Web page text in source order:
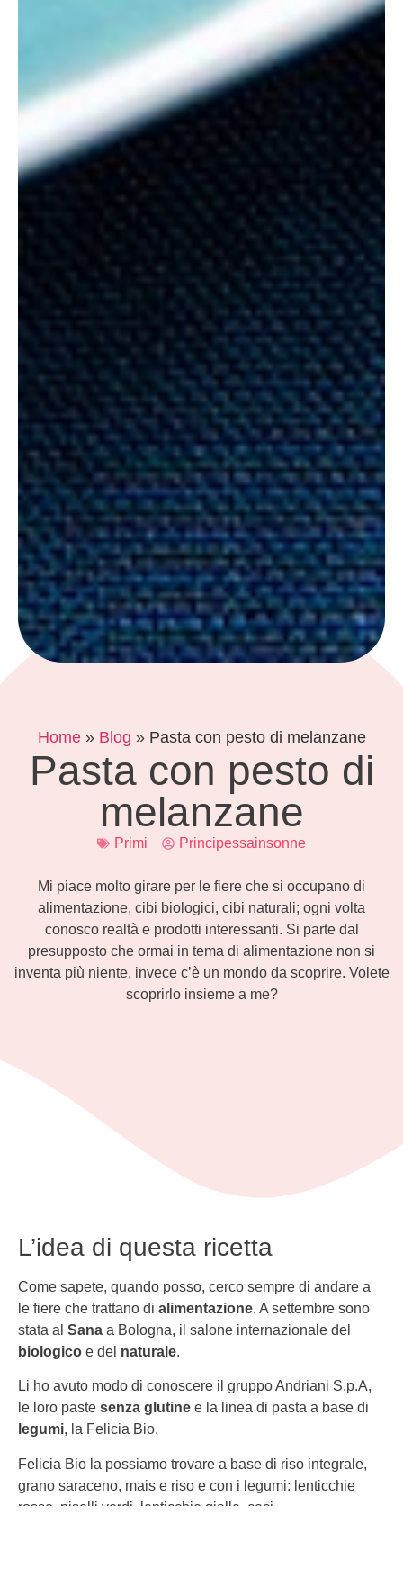
Home» Blog » Pasta con pesto di melanzane
Pasta con pesto di
melanzane
Primi Principessainsonne
Mi piace molto girare per le fiere che si occupano di
alimentazione, cibi biologici, cibi naturali; ogni volta
conosco realtà e prodotti interessanti. Si parte dal
presupposto che ormai in tema di alimentazione non si
inventa più niente, invece c’è un mondo da scoprire. Volete
scoprirlo insieme a me?
L’idea di questa ricetta
Come sapete, quando posso, cerco sempre di andare a
le fiere che trattano di alimentazione. A settembre sono
stata al Sana a Bologna, il salone internazionale del
biologico e del naturale.
Li ho avuto modo di conoscere il gruppo Andriani S.p.A,
le loro paste senza glutine e la linea di pasta a base di
legumi, la Felicia Bio.
Felicia Bio la possiamo trovare a base di riso integrale,
grano saraceno, mais e riso e con i legumi: lenticchie
rosse, piselli verdi, lenticchie gialle, ceci.